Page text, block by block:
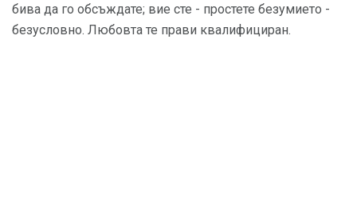
бива да го обсъждате; вие сте - простете безумието -
безусловно. Любовта те прави квалифициран.